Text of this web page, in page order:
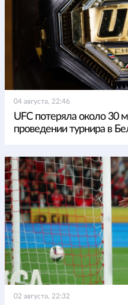
04 августа, 22:46
UFC потеряла около 30
проведении турнира в
02 августа, 22:32